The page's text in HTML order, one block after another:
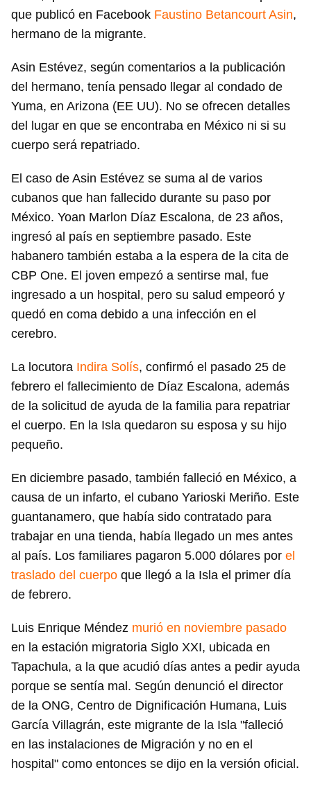
que publicó en Facebook Faustino Betancourt Asin,
hermano de la migrante.
Asin Estévez, según comentarios a la publicación
del hermano, tenía pensado llegar al condado de
Yuma, en Arizona (EE UU). No se ofrecen detalles
del lugar en que se encontraba en México ni si su
cuerpo será repatriado.
El caso de Asin Estévez se suma al de varios
cubanos que han fallecido durante su paso por
México. Yoan Marlon Díaz Escalona, de 23 años,
ingresó al país en septiembre pasado. Este
habanero también estaba a la espera de la cita de
CBP One. El joven empezó a sentirse mal, fue
ingresado a un hospital, pero su salud empeoró y
quedó en coma debido a una infección en el
cerebro.
La locutora Indira Solís, confirmó el pasado 25 de
febrero el fallecimiento de Díaz Escalona, además
de la solicitud de ayuda de la familia para repatriar
el cuerpo. En la Isla quedaron su esposa y su hijo
pequeño.
En diciembre pasado, también falleció en México, a
causa de un infarto, el cubano Yarioski Meriño. Este
guantanamero, que había sido contratado para
trabajar en una tienda, había llegado un mes antes
al país. Los familiares pagaron 5.000 dólares por el
traslado del cuerpo que llegó a la Isla el primer día
de febrero.
Luis Enrique Méndez murió en noviembre pasado
en la estación migratoria Siglo XXI, ubicada en
Tapachula, a la que acudió días antes a pedir ayuda
porque se sentía mal. Según denunció el director
de la ONG, Centro de Dignificación Humana, Luis
García Villagrán, este migrante de la Isla "falleció
en las instalaciones de Migración y no en el
hospital" como entonces se dijo en la versión oficial.